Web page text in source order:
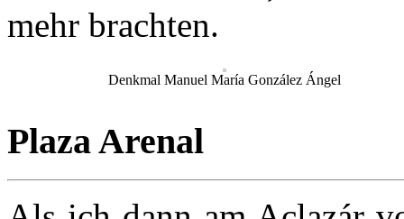
mehr brachten.
Denkmal Manuel María González Ángel
Plaza Arenal